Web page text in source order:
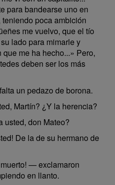
para bandearse uno en
poca ambición
me vuelvo, que el tío
lado para mimarle y
me ha hecho...» Pero,
deben ser los más
un pedazo de borona.
Martín? ¿Y la herencia?
don Mateo?
De la de su hermano de
— exclamaron
en llanto.